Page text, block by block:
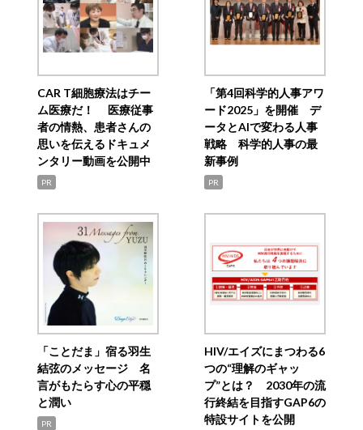
CAR T細胞療法はチー
ム医療だ！ 医療従事
者の情熱、患者さんの
思いを伝えるドキュメ
ンタリー動画を公開中
PR
「第4回科学的人事アワ
ード2025」を開催 デ
ータとAIで変わる人事
戦略 科学的人事の最
新事例
PR
「ことだま」宿る羽生
結弦のメッセージ 名
言がもたらす心の平穏
と潤い
PR
HIV/エイズにまつわる6
つの“理解のギャッ
プ”とは？ 2030年の流
行終結を目指すGAP6の
特設サイトを公開